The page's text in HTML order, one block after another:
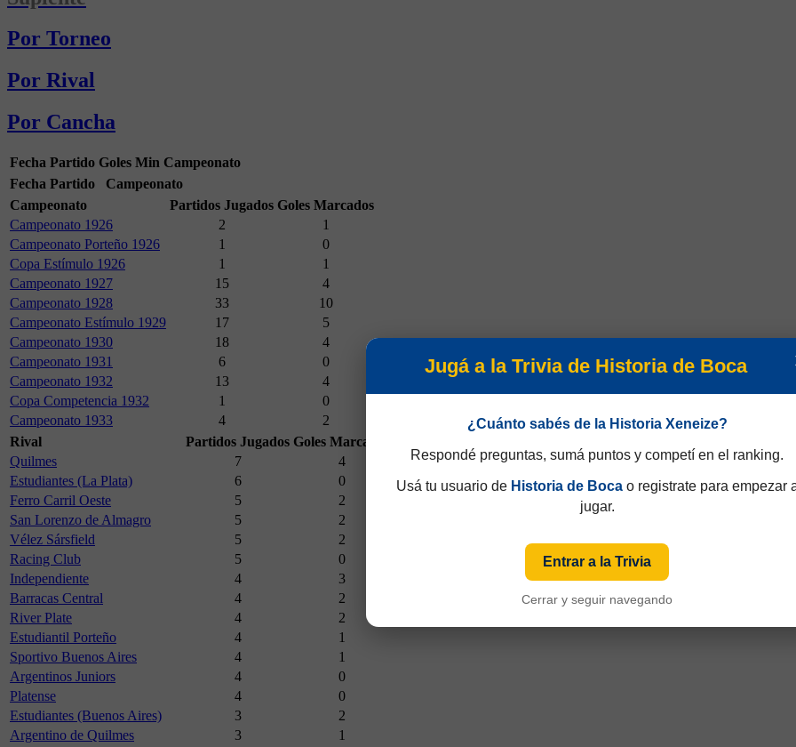
Por Torneo
Por Rival
Por Cancha
Fecha Partido Goles Min Campeonato
Fecha Partido
Campeonato
Campeonato
Partidos Jugados Goles Marcados
Campeonato 1926
2
1
Campeonato Porteño 1926
1
0
Copa Estímulo 1926
1
1
Campeonato 1927
15
4
Campeonato 1928
33
10
Campeonato Estímulo 1929
17
5
Campeonato 1930
18
4
Campeonato 1931
6
0
Campeonato 1932
13
4
Copa Competencia 1932
1
0
Campeonato 1933
4
2
Rival
Partidos Jugados Goles Marcados
Quilmes
7
4
Estudiantes (La Plata)
6
0
Ferro Carril Oeste
5
2
San Lorenzo de Almagro
5
2
Vélez Sársfield
5
2
Racing Club
5
0
Independiente
4
3
Barracas Central
4
2
River Plate
4
2
Estudiantil Porteño
4
1
Sportivo Buenos Aires
4
1
Argentinos Juniors
4
0
Platense
4
0
Estudiantes (Buenos Aires)
3
2
Argentino de Quilmes
3
1
Jugá a la Trivia de Historia de Boca
¿Cuánto sabés de la Historia Xeneize?
Respondé preguntas, sumá puntos y competí en el ranking.
Usá tu usuario de Historia de Bocao registrate para empezar
jugar.
Entrar a la Trivia
Cerrar y seguir navegando